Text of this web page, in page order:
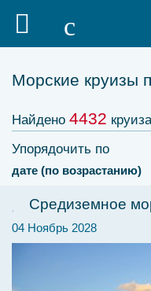
Морские круизы
Найдено 4432 круиза
Упорядочить по
Средиземное
04 Ноябрь 2028